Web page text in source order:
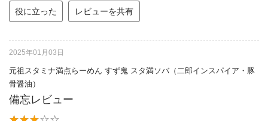
役に立った レビューを共有
2025年01月03日
元祖スタミナ満点らーめん すず鬼 スタ満ソバ（二郎インスパイア・豚
骨醤油）
備忘レビュー